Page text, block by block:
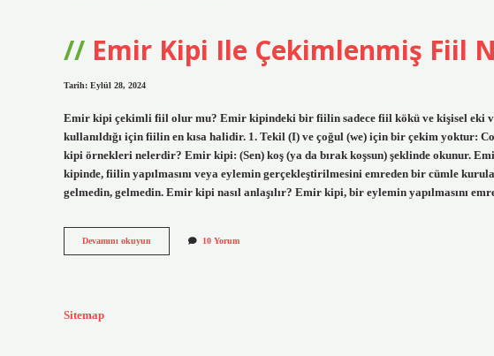
Emir Kipi Ile Çekimlenmiş Fiil
Tarih: Eylül 28, 2024
Emir kipi çekimli fiil olur mu? Emir kipindeki bir fiilin sadece fiil kökü ve kişisel eki
kullanıldığı için fiilin en kısa halidir. 1. Tekil (I) ve çoğul (we) için bir çekim yoktur:
kipi örnekleri nelerdir? Emir kipi: (Sen) koş (ya da bırak koşsun) şeklinde okunur.
kipinde, fiilin yapılmasını veya eylemin gerçekleştirilmesini emreden bir cümle
gelmedin, gelmedin. Emir kipi nasıl anlaşılır? Emir kipi, bir eylemin yapılmasını
Devamını okuyun
Kipi
10 Yorum
Sitemap